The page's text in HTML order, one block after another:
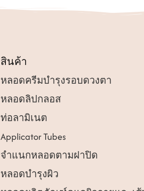
สินค้า
หลอดครีมบำรุงรอบดวงตา
หลอดลิปกลอส
ท่อลามิเนต
Applicator Tubes
จำแนกหลอดตามฝาปิด
หลอดบำรุงผิว